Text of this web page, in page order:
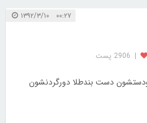
۰۰:۲۷ ۱۳۹۲/۳/۱۰
| 2906 پست
دست بندطلا دورگردنشون